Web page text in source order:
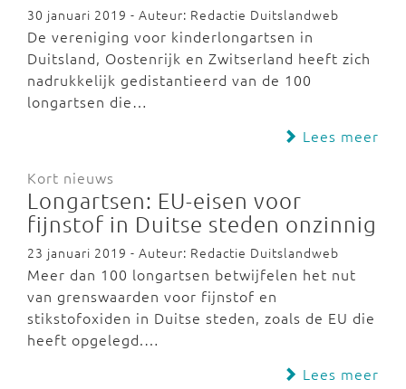
30 januari 2019 - Auteur: Redactie Duitslandweb
De vereniging voor kinderlongartsen in
Duitsland, Oostenrijk en Zwitserland heeft zich
nadrukkelijk gedistantieerd van de 100
longartsen die…
Lees meer
Kort nieuws
Longartsen: EU-eisen voor
fijnstof in Duitse steden onzinnig
23 januari 2019 - Auteur: Redactie Duitslandweb
Meer dan 100 longartsen betwijfelen het nut
van grenswaarden voor fijnstof en
stikstofoxiden in Duitse steden, zoals de EU die
heeft opgelegd.…
Lees meer